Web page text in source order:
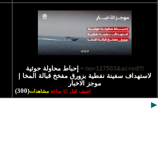
/?no=127503&ac=vd >
إحباط محاولة حوثية
لاستهداف سفينة نفطية بزورق مفخخ قبالة المخا |
موجز الاخبار
اضيف قبل 15 ساعة مشاهدات(300)